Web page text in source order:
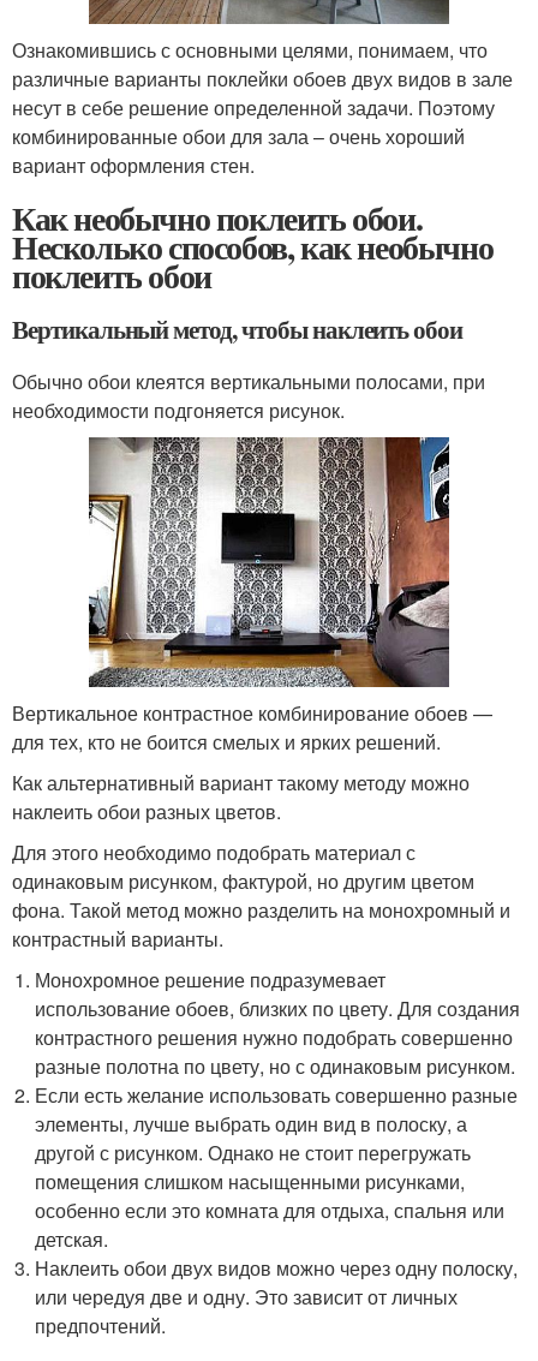
Ознакомившись с основными целями, понимаем, что
различные варианты поклейки обоев двух видов в зале
несут в себе решение определенной задачи. Поэтому
комбинированные обои для зала – очень хороший
вариант оформления стен.
Как необычно поклеить обои.
Несколько способов, как необычно
поклеить обои
Вертикальный метод, чтобы наклеить обои
Обычно обои клеятся вертикальными полосами, при
необходимости подгоняется рисунок.
Вертикальное контрастное комбинирование обоев —
для тех, кто не боится смелых и ярких решений.
Как альтернативный вариант такому методу можно
наклеить обои разных цветов.
Для этого необходимо подобрать материал с
одинаковым рисунком, фактурой, но другим цветом
фона. Такой метод можно разделить на монохромный и
контрастный варианты.
Монохромное решение подразумевает
использование обоев, близких по цвету. Для создания
контрастного решения нужно подобрать совершенно
разные полотна по цвету, но с одинаковым рисунком.
Если есть желание использовать совершенно разные
элементы, лучше выбрать один вид в полоску, а
другой с рисунком. Однако не стоит перегружать
помещения слишком насыщенными рисунками,
особенно если это комната для отдыха, спальня или
детская.
Наклеить обои двух видов можно через одну полоску,
или чередуя две и одну. Это зависит от личных
предпочтений.